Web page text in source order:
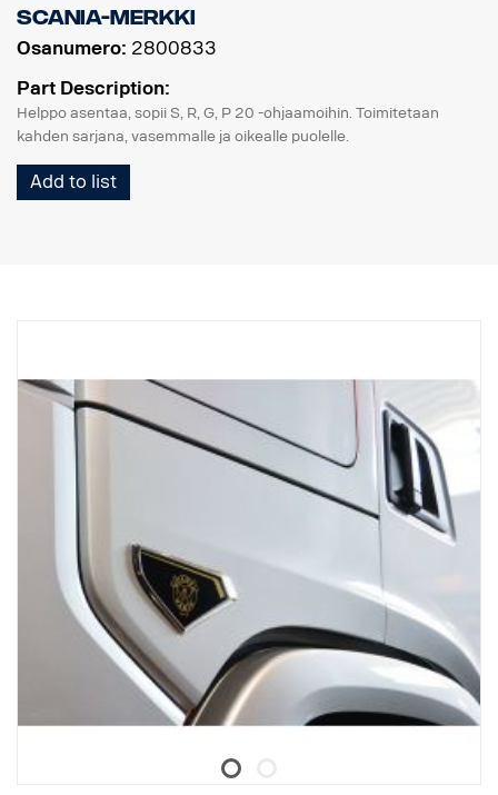
Scania-merkki
Osanumero: 2800833
Part Description:
Helppo asentaa, sopii S, R, G, P 20 -ohjaamoihin. Toimitetaan
kahden sarjana, vasemmalle ja oikealle puolelle.
Add to list